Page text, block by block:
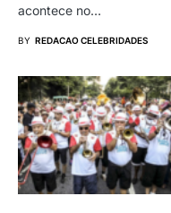
acontece no…
BY REDACAO CELEBRIDADES